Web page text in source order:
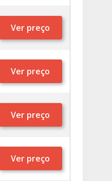
Ver preço
Ver preço
Ver preço
Ver preço